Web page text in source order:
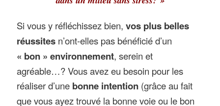
Si vous y réfléchissez bien,vos plus belles
réussites n’ont-elles pas bénéficié d’un
« bon » environnement, serein et
agréable…? Vous avez eu besoin pour les
réaliser d’une bonne intention (grâce au fait
que vous ayez trouvé la bonne voie ou le bon